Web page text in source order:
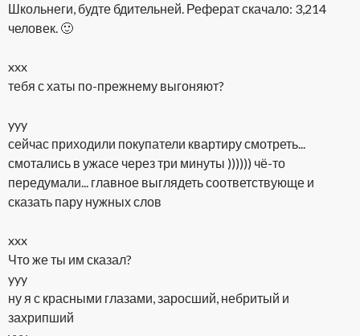
Школьнеги, будте бдительней. Реферат скачало: 3,214
человек. 🙂
xxx
тебя с хаты по-прежнему выгоняют?
yyy
сейчас приходили покупатели квартиру смотреть...
смотались в ужасе через три минуты )))))) чё-то
передумали... главное выглядеть соответствующе и
сказать пару нужных слов
xxx
Что же ты им сказал?
yyy
ну я с красными глазами, заросший, небритый и
захрипший